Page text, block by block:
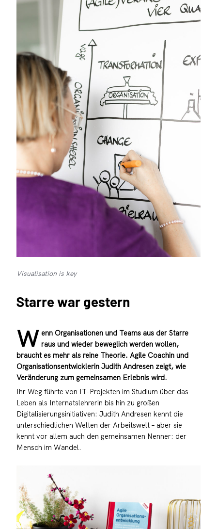
Visualisation is key
Starre war gestern
W enn Organisationen und Teams aus der Starre
raus und wieder beweglich werden wollen,
braucht es mehr als reine Theorie. Agile Coachin und
Organisationsentwicklerin Judith Andresen zeigt, wie
Veränderung zum gemeinsamen Erlebnis wird.
Ihr Weg führte von IT-Projekten im Studium über das
Leben als Internatslehrerin bis hin zu großen
Digitalisierungsinitiativen: Judith Andresen kennt die
unterschiedlichen Welten der Arbeitswelt – aber sie
kennt vor allem auch den gemeinsamen Nenner: der
Mensch im Wandel.